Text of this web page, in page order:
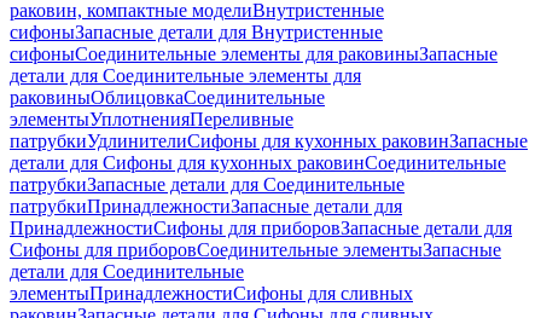
раковин, компактные моделиВнутристенные
сифоныЗапасные детали для Внутристенные
сифоныСоединительные элементы для раковиныЗапасные
детали для Соединительные элементы для
раковиныОблицовкаСоединительные
элементыУплотненияПереливные
патрубкиУдлинителиСифоны для кухонных раковинЗапасные
детали для Сифоны для кухонных раковинСоединительные
патрубкиЗапасные детали для Соединительные
патрубкиПринадлежностиЗапасные детали для
ПринадлежностиСифоны для приборовЗапасные детали для
Сифоны для приборовСоединительные элементыЗапасные
детали для Соединительные
элементыПринадлежностиСифоны для сливных